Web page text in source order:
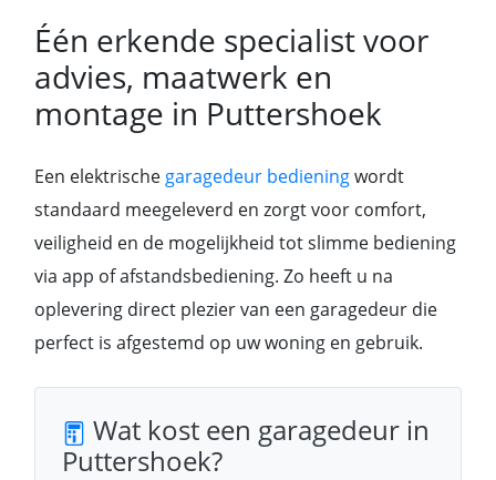
Één erkende specialist voor
advies, maatwerk en
montage in Puttershoek
Een elektrische garagedeur bedieningwordt
standaard meegeleverd en zorgt voor comfort,
veiligheid en de mogelijkheid tot slimme bediening
via app of afstandsbediening. Zo heeft u na
oplevering direct plezier van een garagedeur die
perfect is afgestemd op uw woning en gebruik.
Wat kost een garagedeur in
Puttershoek?